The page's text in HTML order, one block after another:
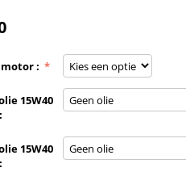
:
15W40
15W40